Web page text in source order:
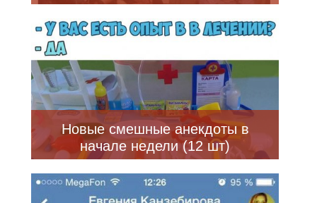
Новые смешные анекдоты в
начале недели (12 шт)